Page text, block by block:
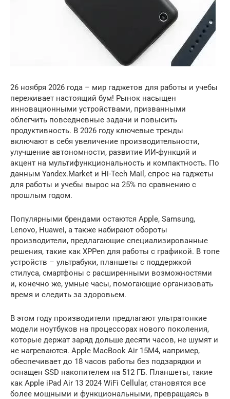
26 ноября 2026 года – мир гаджетов для работы и учебы
переживает настоящий бум! Рынок насыщен
инновационными устройствами, призванными
облегчить повседневные задачи и повысить
продуктивность. В 2026 году ключевые тренды
включают в себя увеличение производительности,
улучшение автономности, развитие ИИ-функций и
акцент на мультифункциональность и компактность. По
данным Yandex.Market и Hi-Tech Mail, спрос на гаджеты
для работы и учебы вырос на 25% по сравнению с
прошлым годом.
Популярными брендами остаются Apple, Samsung,
Lenovo, Huawei, а также набирают обороты
производители, предлагающие специализированные
решения, такие как XPPen для работы с графикой. В топе
устройств – ультрабуки, планшеты с поддержкой
стилуса, смартфоны с расширенными возможностями
и, конечно же, умные часы, помогающие организовать
время и следить за здоровьем.
В этом году производители предлагают ультратонкие
модели ноутбуков на процессорах нового поколения,
которые держат заряд дольше десяти часов, не шумят и
не нагреваются. Apple MacBook Air 15M4, например,
обеспечивает до 18 часов работы без подзарядки и
оснащен SSD накопителем на 512 ГБ. Планшеты, такие
как Apple iPad Air 13 2024 WiFi Cellular, становятся все
более мощными и функциональными, превращаясь в